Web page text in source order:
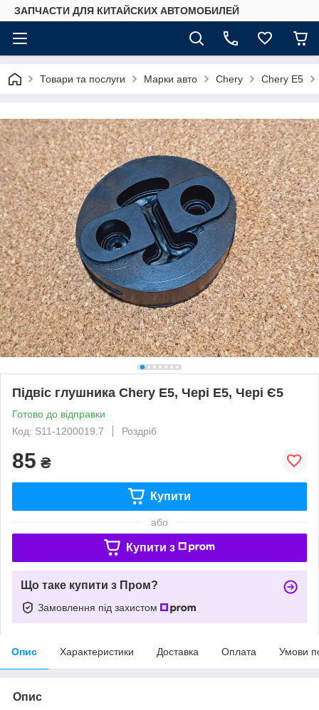
ЗАПЧАСТИ ДЛЯ КИТАЙСКИХ АВТОМОБИЛЕЙ
Товари та послуги Марки авто Chery Chery E5
Підвіс глушника Chery E5, Чері Е5, Чері Є5
Готово до відправки
Код: S11-1200019.7
Роздріб
85 ₴
Купити
або
Купити з
Що таке купити з Пром?
Замовлення під захистом
Опис Характеристики Доставка Оплата Умови
Опис